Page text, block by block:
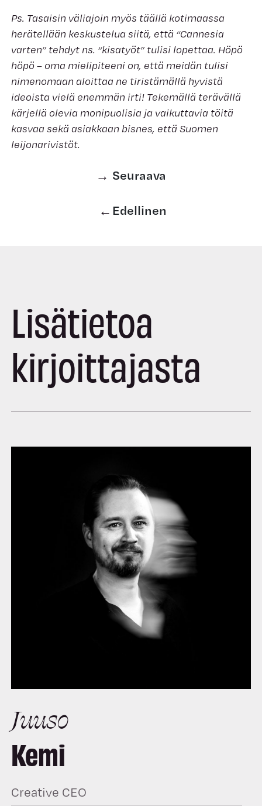
Ps. Tasaisin väliajoin myös täällä kotimaassa
herätellään keskustelua siitä, että “Cannesia
varten” tehdyt ns. “kisatyöt” tulisi lopettaa. Höpö
höpö – oma mielipiteeni on, että meidän tulisi
nimenomaan aloittaa ne tiristämällä hyvistä
ideoista vielä enemmän irti! Tekemällä terävällä
kärjellä olevia monipuolisia ja vaikuttavia töitä
kasvaa sekä asiakkaan bisnes, että Suomen
leijonarivistöt.
Edellinen
Seuraava
Lisätietoa
kirjoittajasta
Juuso
Kemi
Creative CEO